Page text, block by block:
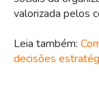
valorizada pelos
Leia também:
decisões